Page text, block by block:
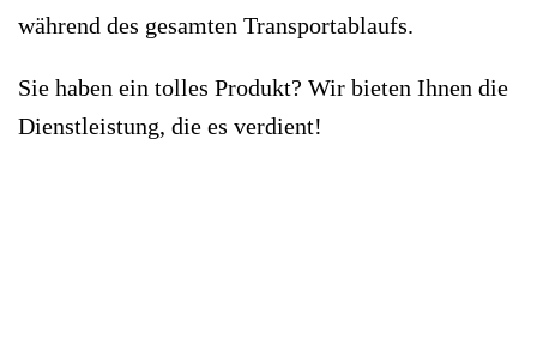
während des gesamten Transportablaufs.
Sie haben ein tolles Produkt? Wir bieten Ihnen die
Dienstleistung, die es verdient!